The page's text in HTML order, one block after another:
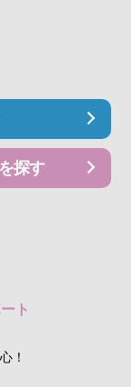
探す
ト
！